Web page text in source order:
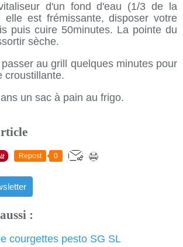
d'un fond d'eau (1/3 de la
elle est frémissante, disposer votre
puis cuire 50minutes. La pointe du
sèche.
au grill quelques minutes pour
croustillante.
un sac à pain au frigo.
Repost 0
: